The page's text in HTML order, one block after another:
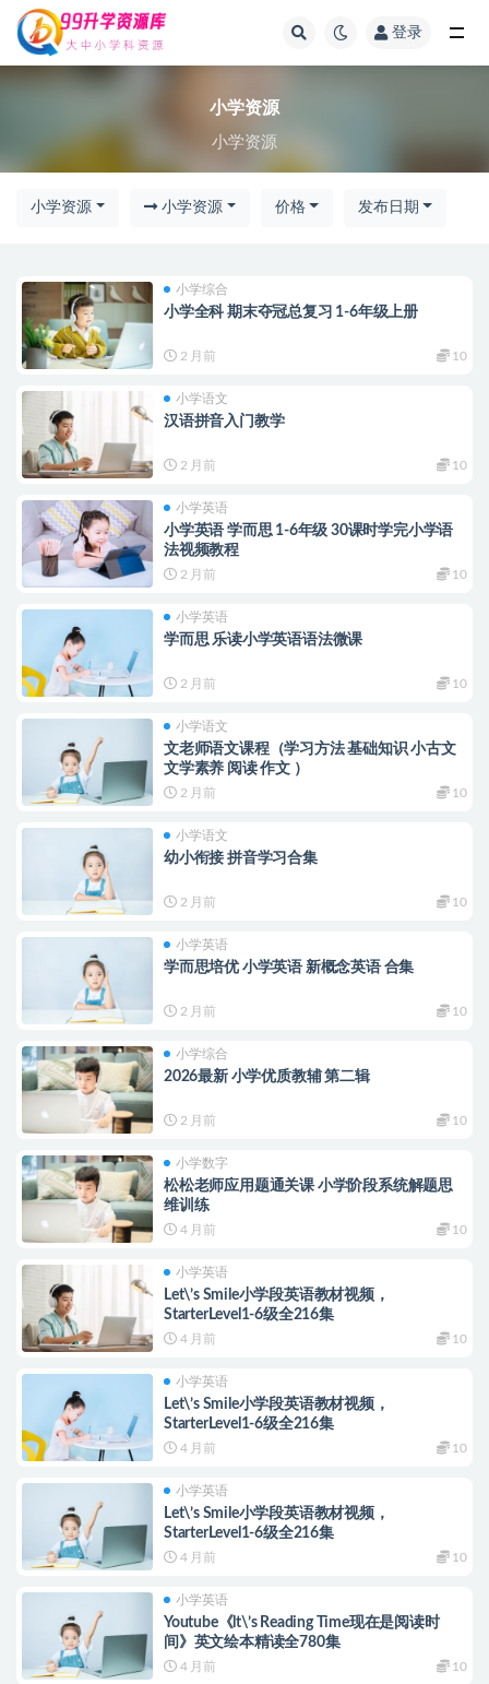
登录
小学资源
小学资源
小学资源 小学资源 价格 发布日期
小学综合
小学全科 期末夺冠总复习 1-6年级上册
2 月前 10
小学语文
汉语拼音入门教学
2 月前 10
小学英语
小学英语 学而思 1-6年级 30课时学完小学语
法视频教程
2 月前 10
小学英语
学而思 乐读小学英语语法微课
2 月前 10
小学语文
文老师语文课程（学习方法 基础知识 小古文
文学素养 阅读 作文 ）
2 月前 10
小学语文
幼小衔接 拼音学习合集
2 月前 10
小学英语
学而思培优 小学英语 新概念英语 合集
2 月前 10
小学综合
2026最新 小学优质教辅 第二辑
2 月前 10
小学数字
松松老师应用题通关课 小学阶段系统解题思
维训练
4 月前 10
小学英语
Let\’s Smile小学段英语教材视频，
StarterLevel1-6级全216集
4 月前 10
小学英语
Let\’s Smile小学段英语教材视频，
StarterLevel1-6级全216集
4 月前 10
小学英语
Let\’s Smile小学段英语教材视频，
StarterLevel1-6级全216集
4 月前 10
小学英语
Youtube《lt\’s Reading Time现在是阅读时
间》英文绘本精读全780集
4 月前 10